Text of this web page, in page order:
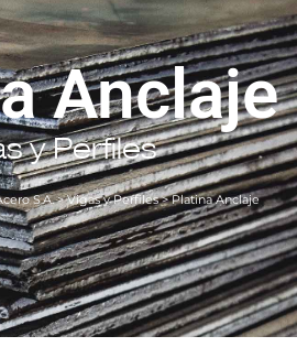
Anclaje
y Perfiles
S.A.>Vigas y Perfiles> Platina Anclaje